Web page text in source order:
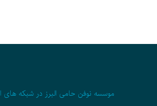
موسسه نوفن حامی البرز در شبکه های